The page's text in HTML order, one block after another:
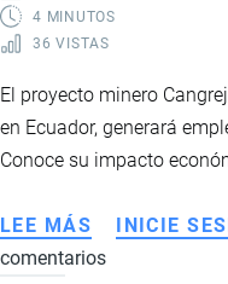
PROCESO
PASO
4 MINUTOS
36 VISTAS
El proyecto minero
en Ecuador, generará
Conoce su impacto
LEE MÁS SOBRE
PROYECTO
INICIE
comentarios